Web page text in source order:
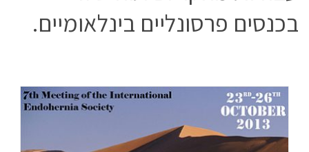
בכנסים פרסונליים בינלאומיים.